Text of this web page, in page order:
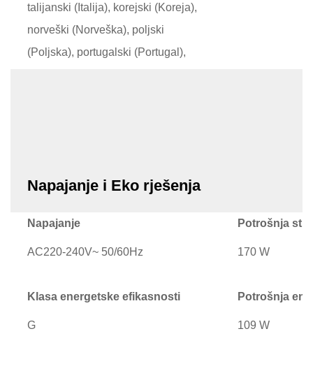
talijanski (Italija), korejski (Koreja),
norveški (Norveška), poljski
(Poljska), portugalski (Portugal),
Napajanje i Eko rješenja
Napajanje
AC220-240V~ 50/60Hz
Potrošnja
170 W
Klasa energetske efikasnosti
G
Potrošnja
109 W